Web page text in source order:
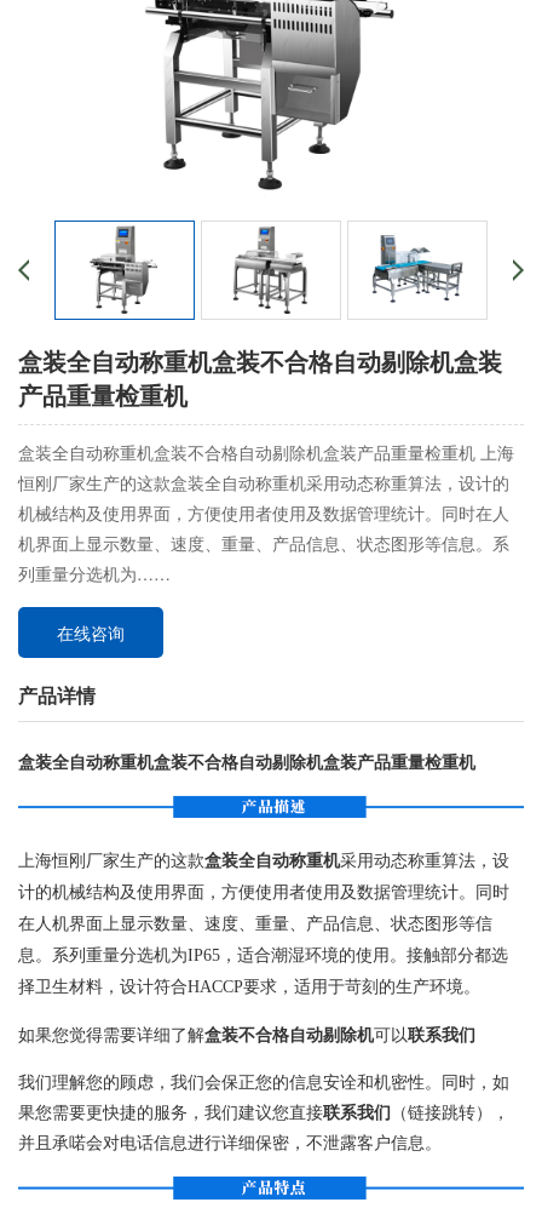
盒装全自动称重机盒装不合格自动剔除机盒装
产品重量检重机
盒装全自动称重机盒装不合格自动剔除机盒装产品重量检重机 上海
恒刚厂家生产的这款盒装全自动称重机采用动态称重算法，设计的
机械结构及使用界面，方便使用者使用及数据管理统计。同时在人
机界面上显示数量、速度、重量、产品信息、状态图形等信息。系
列重量分选机为……
在线咨询
产品详情
盒装全自动称重机盒装不合格自动剔除机盒装产品重量检重机
上海恒刚厂家生产的这款盒装全自动称重机采用动态称重算法，设
计的机械结构及使用界面，方便使用者使用及数据管理统计。同时
在人机界面上显示数量、速度、重量、产品信息、状态图形等信
息。系列重量分选机为IP65，适合潮湿环境的使用。接触部分都选
择卫生材料，设计符合HACCP要求，适用于苛刻的生产环境。
如果您觉得需要详细了解盒装不合格自动剔除机可以联系我们
我们理解您的顾虑，我们会保正您的信息安诠和机密性。同时，如
果您需要更快捷的服务，我们建议您直接联系我们 （链接跳转），
并且承喏会对电话信息进行详细保密，不泄露客户信息。